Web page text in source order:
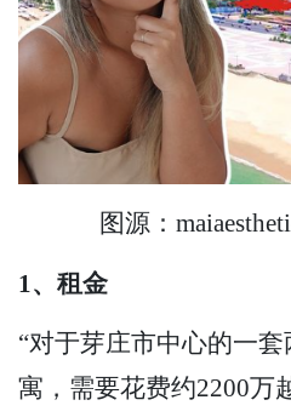
图源：
1、租金
“对于芽庄市中心的一
寓，需要花费约2200万